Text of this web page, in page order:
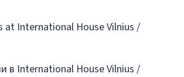
at International House Vilnius /
в International House Vilnius /